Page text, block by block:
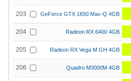
203 GeForce GTX 1650 Max-Q 4GB
204 Radeon RX 6400 4GB
205 Radeon RX Vega M GH 4GB
206 Quadro M3000M 4GB